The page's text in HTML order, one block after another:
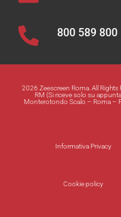
800 589 800
2026 Zeescreen Roma. All Rights
RM (Si riceve solo su
Monterotondo Scalo – Roma –
Informativa Privacy
Cookie policy